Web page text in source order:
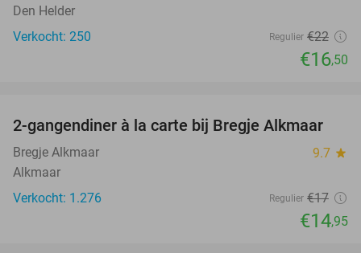
Den Helder
Verkocht: 250
Regulier €22
€16,50
12%
2-gangendiner à la carte bij Bregje Alkmaar
Bregje Alkmaar 9.7 star
Alkmaar
Verkocht: 1.276
Regulier €17
€14,95